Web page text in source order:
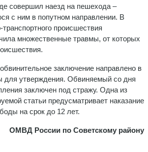
совершил наезд на пешехода –
с ним в попутном направлении. В
происшествия
множественные травмы, от которых
заключение направлено в
для утверждения. Обвиняемый со дня
заключен под стражу. Одна из
статьи предусматривает наказание
на срок до 12 лет.
ОМВД России по Советскому району